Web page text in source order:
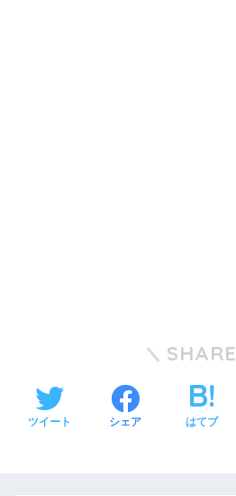
SHARE
ツイート シェア はてブ